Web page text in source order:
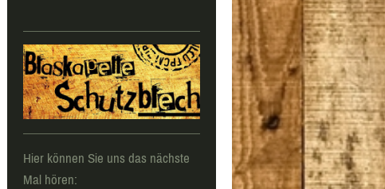
Hier können Sie uns das nächste
Mal hören: